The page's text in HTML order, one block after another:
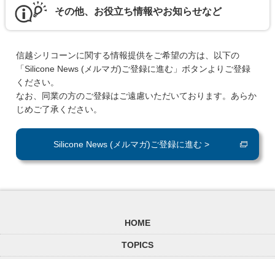
その他、お役立ち情報やお知らせなど
信越シリコーンに関する情報提供をご希望の方は、以下の
「Silicone News (メルマガ)ご登録に進む」ボタンよりご登録
ください。
なお、同業の方のご登録はご遠慮いただいております。あらか
じめご了承ください。
Silicone News (メルマガ)ご登録に進む >
HOME
TOPICS